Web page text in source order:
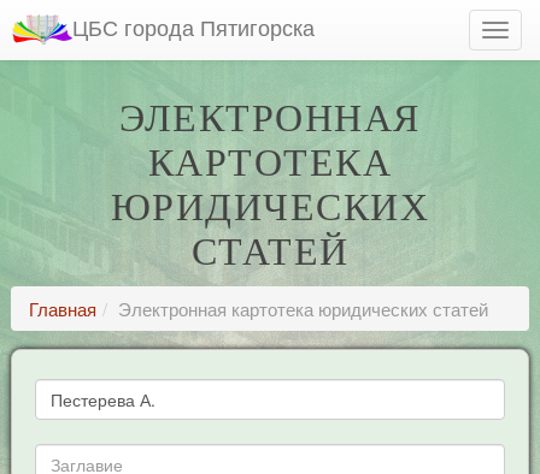
ЦБС города Пятигорска
ЭЛЕКТРОННАЯ
КАРТОТЕКА
ЮРИДИЧЕСКИХ
СТАТЕЙ
Главная Электронная картотека юридических статей